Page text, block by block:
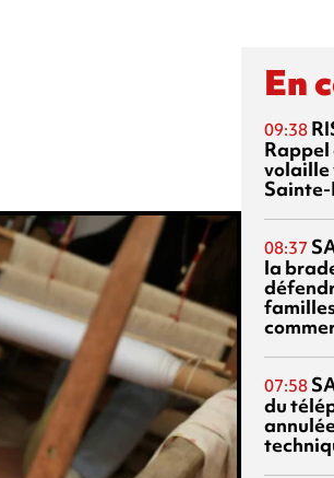
En
09:38
Rappel
volaille
08:37
la
07:58
du